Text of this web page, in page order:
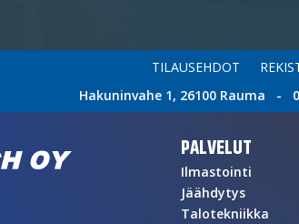
TILAUSEHDOT
Hakuninvahe 1, 26100 Rauma -
PALVELUT
Ilmastointi
Jäähdytys
Talotekniikka